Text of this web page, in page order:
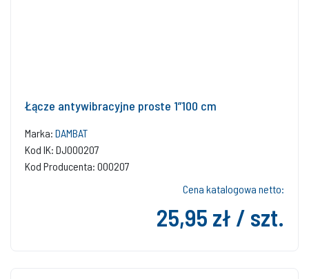
Łącze antywibracyjne proste 1”100 cm
Marka: DAMBAT
Kod IK: DJ000207
Kod Producenta: 000207
Cena katalogowa netto:
25,95 zł / szt.